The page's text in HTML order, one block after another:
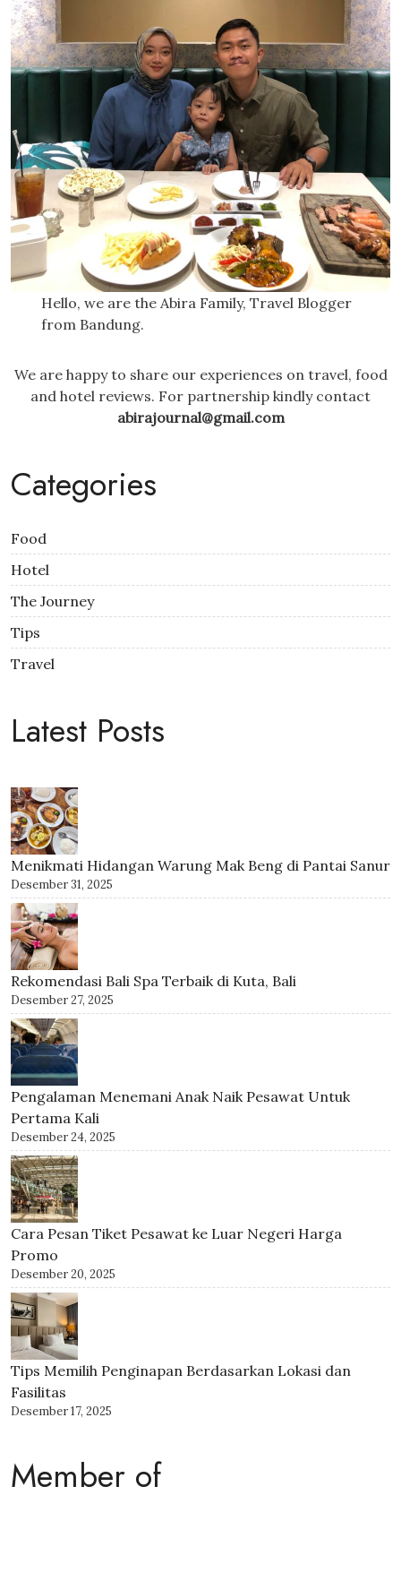
Hello, we are the Abira Family, Travel Blogger
from Bandung.
We are happy to share our experiences on travel, food
and hotel reviews. For partnership kindly contact
abirajournal@gmail.com
Categories
Food
Hotel
The Journey
Tips
Travel
Latest Posts
Menikmati Hidangan Warung Mak Beng di Pantai Sanur
Desember 31, 2025
Rekomendasi Bali Spa Terbaik di Kuta, Bali
Desember 27, 2025
Pengalaman Menemani Anak Naik Pesawat Untuk
Pertama Kali
Desember 24, 2025
Cara Pesan Tiket Pesawat ke Luar Negeri Harga
Promo
Desember 20, 2025
Tips Memilih Penginapan Berdasarkan Lokasi dan
Fasilitas
Desember 17, 2025
Member of